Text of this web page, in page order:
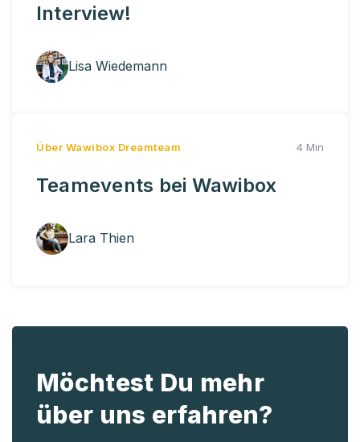
Interview!
Lisa Wiedemann
Über Wawibox Dreamteam 4 Min
Teamevents bei Wawibox
Lara Thien
Möchtest Du mehr
über uns erfahren?